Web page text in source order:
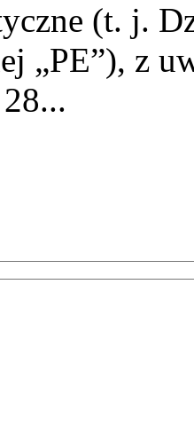
(t. j.
„PE”), z